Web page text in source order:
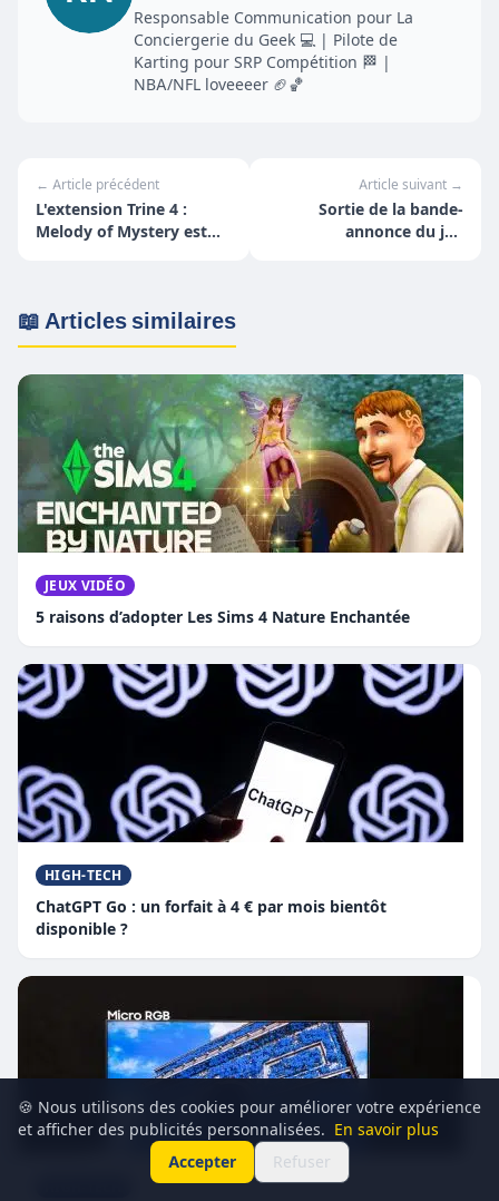
Responsable Communication pour La
Conciergerie du Geek 💻 | Pilote de
Karting pour SRP Compétition 🏁 |
NBA/NFL loveeeer 🏈🏀
← Article précédent
L'extension Trine 4 :
Melody of Mystery est
Article suivant →
Sortie de la bande-
annonce du jeu
📖 Articles similaires
JEUX VIDÉO
5 raisons d’adopter Les Sims 4 Nature Enchantée
HIGH-TECH
ChatGPT Go : un forfait à 4 € par mois bientôt
disponible ?
🍪 Nous utilisons des cookies pour améliorer votre expérience
et afficher des publicités personnalisées. En savoir plus
Accepter
Refuser